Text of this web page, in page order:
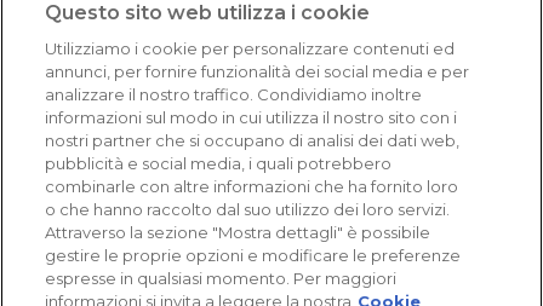
Eccellente (4,8)
Acquisti verificati
Questo sito web utilizza i cookie
Utilizziamo i cookie per personalizzare contenuti ed
annunci, per fornire funzionalità dei social media e per
analizzare il nostro traffico. Condividiamo inoltre
informazioni sul modo in cui utilizza il nostro sito con i
nostri partner che si occupano di analisi dei dati web,
pubblicità e social media, i quali potrebbero
combinarle con altre informazioni che ha fornito loro
o che hanno raccolto dal suo utilizzo dei loro servizi.
Attraverso la sezione "Mostra dettagli" è possibile
gestire le proprie opzioni e modificare le preferenze
espresse in qualsiasi momento. Per maggiori
informazioni si invita a leggere la nostra Cookie